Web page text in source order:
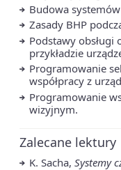
Budowa
Zasady BHP
Podstawy
przykładzie
Programowanie
współpracy z
Programowanie
wizyjnym.
Zalecane lektury
K. Sacha, Systemy